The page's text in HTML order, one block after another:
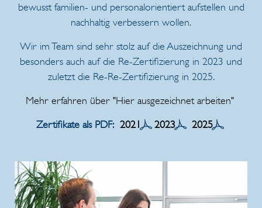
bewusst familien- und personalorientiert aufstellen und
nachhaltig verbessern wollen.
Wir im Team sind sehr stolz auf die Auszeichnung und
besonders auch auf die Re-Zertifizierung in 2023 und
zuletzt die Re-Re-Zertifizierung in 2025.
Mehr erfahren über "Hier ausgezeichnet arbeiten"
Zertifikate als PDF: 2021 2023 2025